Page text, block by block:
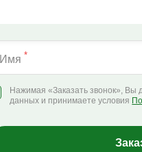
Имя *
Нажимая «Заказать звонок», Вы
данных и принимаете условия